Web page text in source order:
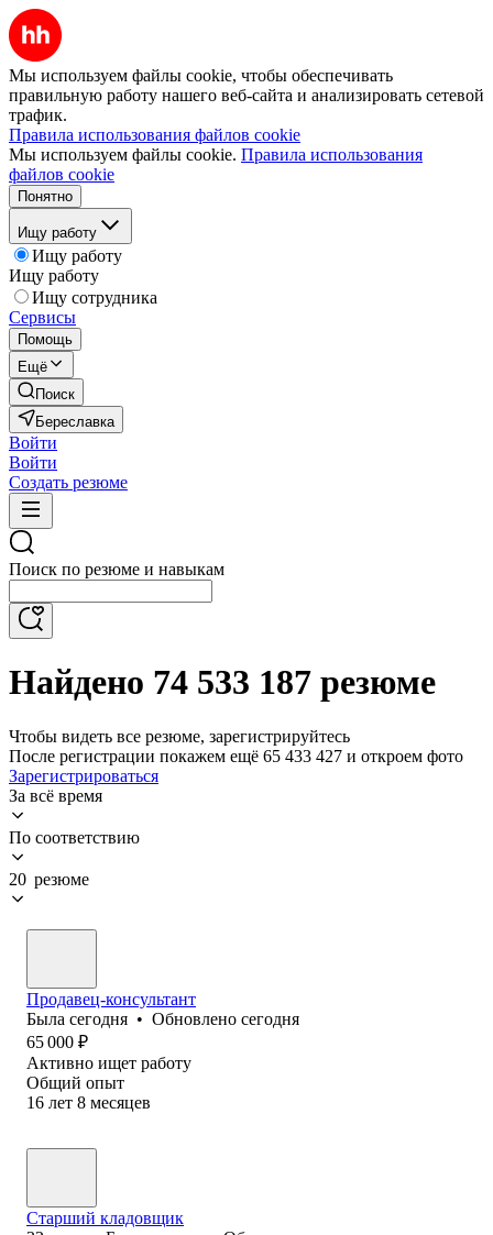
Мы используем файлы cookie, чтобы обеспечивать
правильную работу нашего веб-сайта и анализировать сетевой
трафик.
Правила использования файлов cookie
Мы используем файлы cookie. Правила использования
файлов cookie
Понятно
Ищу работу
Ищу работу
Ищу работу
Ищу сотрудника
Сервисы
Помощь
Ещё
Поиск
Береславка
Войти
Войти
Создать резюме
Поиск по резюме и навыкам
Найдено 74 533 187 резюме
Чтобы видеть все резюме, зарегистрируйтесь
После регистрации покажем ещё 65 433 427 и откроем фото
Зарегистрироваться
За всё время
По соответствию
20 резюме
Продавец-консультант
Была сегодня • Обновлено сегодня
65 000 ₽
Активно ищет работу
Общий опыт
16 лет 8 месяцев
Старший кладовщик